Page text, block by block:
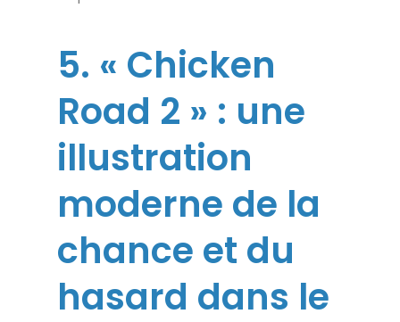
5. « Chicken
Road 2 » : une
illustration
moderne de la
chance et du
hasard dans le